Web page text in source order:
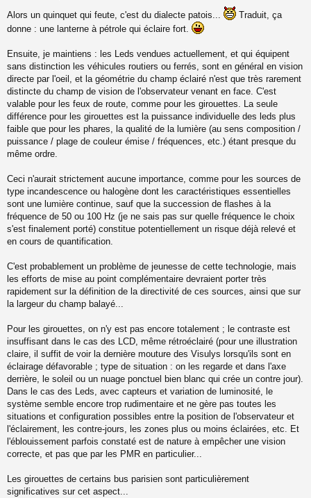
e
s
g
e
n
n
l
u
Alors un quinquet qui feute, c'est du dialecte patois...
Traduit, ça
donne : une lanterne à pétrole qui éclaire fort.
Ensuite, je maintiens : les Leds vendues actuellement, et qui équipent
sans distinction les véhicules routiers ou ferrés, sont en général en vision
directe par l'oeil, et la géométrie du champ éclairé n'est que très rarement
distincte du champ de vision de l'observateur venant en face. C'est
valable pour les feux de route, comme pour les girouettes. La seule
différence pour les girouettes est la puissance individuelle des leds plus
faible que pour les phares, la qualité de la lumière (au sens composition /
puissance / plage de couleur émise / fréquences, etc.) étant presque du
même ordre.
Ceci n'aurait strictement aucune importance, comme pour les sources de
type incandescence ou halogène dont les caractéristiques essentielles
sont une lumière continue, sauf que la succession de flashes à la
fréquence de 50 ou 100 Hz (je ne sais pas sur quelle fréquence le choix
s'est finalement porté) constitue potentiellement un risque déjà relevé et
en cours de quantification.
C'est probablement un problème de jeunesse de cette technologie, mais
les efforts de mise au point complémentaire devraient porter très
rapidement sur la définition de la directivité de ces sources, ainsi que sur
la largeur du champ balayé...
Pour les girouettes, on n'y est pas encore totalement ; le contraste est
insuffisant dans le cas des LCD, même rétroéclairé (pour une illustration
claire, il suffit de voir la dernière mouture des Visulys lorsqu'ils sont en
éclairage défavorable ; type de situation : on les regarde et dans l'axe
derrière, le soleil ou un nuage ponctuel bien blanc qui crée un contre jour).
Dans le cas des Leds, avec capteurs et variation de luminosité, le
système semble encore trop rudimentaire et ne gère pas toutes les
situations et configuration possibles entre la position de l'observateur et
l'éclairement, les contre-jours, les zones plus ou moins éclairées, etc. Et
l'éblouissement parfois constaté est de nature à empêcher une vision
correcte, et pas que par les PMR en particulier...
Les girouettes de certains bus parisien sont particulièrement
significatives sur cet aspect...